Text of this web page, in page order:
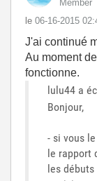
Member
le ‎06-16-2015
J'ai continué
Au moment
fonctionne.
lulu44 a
Bonjour,
- si vous
le rapport
les